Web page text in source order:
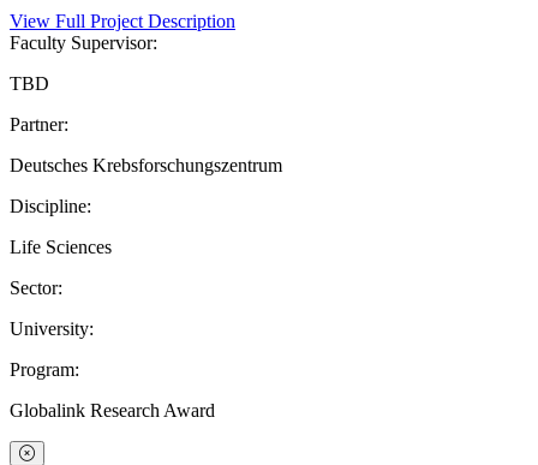
View Full Project Description
Faculty Supervisor:
TBD
Partner:
Deutsches Krebsforschungszentrum
Discipline:
Life Sciences
Sector:
University:
Program:
Globalink Research Award